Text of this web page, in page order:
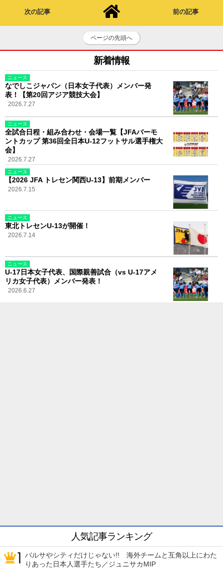
次の記事 前の記事
ページの先頭へ
新着情報
ニュース
なでしこジャパン（日本女子代表）メンバー発
表！【第20回アジア競技大会】
2026.7.27
ニュース
全試合日程・組み合わせ・会場一覧【JFAバーモ
ントカップ 第36回全日本U-12フットサル選手権大
会】
2026.7.27
ニュース
【2026 JFA トレセン関西U-13】前期メンバー
2026.7.15
ニュース
東北トレセンU-13が開催！
2026.7.14
ニュース
U-17日本女子代表、国際親善試合（vs U-17アメ
リカ女子代表）メンバー発表！
2026.6.27
人気記事ランキング
バルサやシティだけじゃない!! 海外チームと互角以上にわた
りあった日本人選手たち／ジュニサカMIP